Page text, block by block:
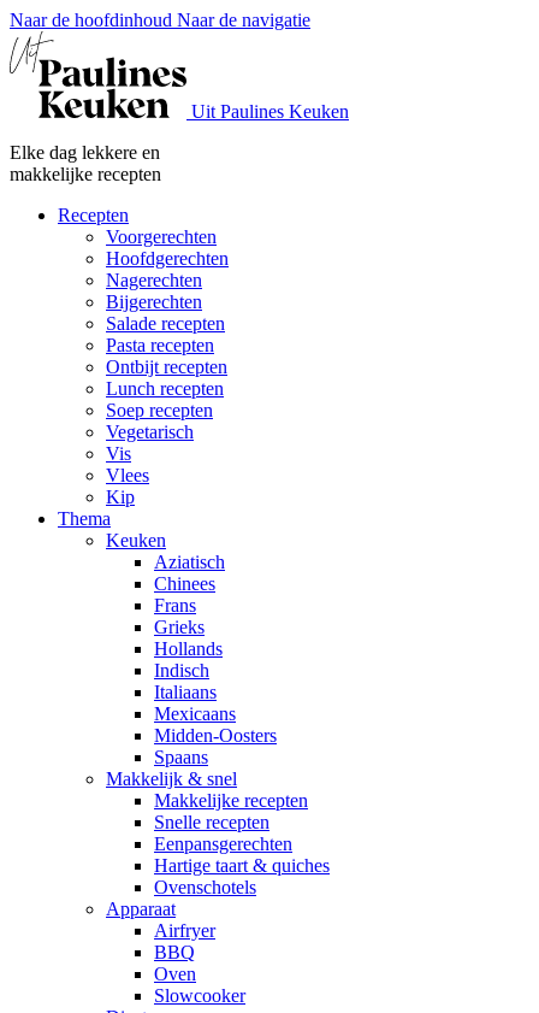
Naar de hoofdinhoud Naar de navigatie
Uit Paulines Keuken
Elke dag lekkere en
makkelijke recepten
Recepten
Voorgerechten
Hoofdgerechten
Nagerechten
Bijgerechten
Salade recepten
Pasta recepten
Ontbijt recepten
Lunch recepten
Soep recepten
Vegetarisch
Vis
Vlees
Kip
Thema
Keuken
Aziatisch
Chinees
Frans
Grieks
Hollands
Indisch
Italiaans
Mexicaans
Midden-Oosters
Spaans
Makkelijk & snel
Makkelijke recepten
Snelle recepten
Eenpansgerechten
Hartige taart & quiches
Ovenschotels
Apparaat
Airfryer
BBQ
Oven
Slowcooker